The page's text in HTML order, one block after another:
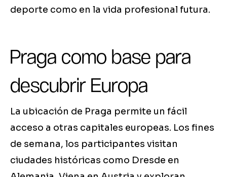
deporte como en la vida profesional futura.
Praga como base para
descubrir Europa
La ubicación de Praga permite un fácil
acceso a otras capitales europeas. Los fines
de semana, los participantes visitan
ciudades históricas como Dresde en